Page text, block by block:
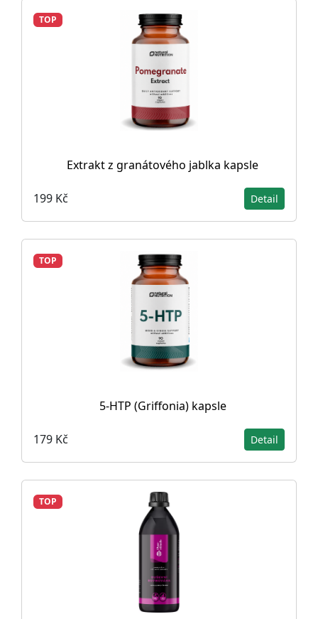
TOP
Extrakt z granátového jablka kapsle
199 Kč Detail
TOP
5-HTP (Griffonia) kapsle
179 Kč Detail
TOP